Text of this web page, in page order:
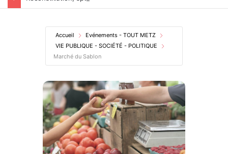
Accueil
Evénements - TOUT METZ
VIE PUBLIQUE - SOCIÉTÉ - POLITIQUE
Marché du Sablon